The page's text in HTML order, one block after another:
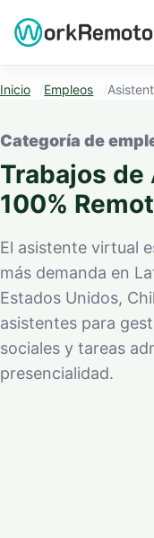
Inicio Empleos
Categoría de
Trabajos
100%
El asistente virtual
más demanda en
Estados Unidos,
asistentes para
sociales y tareas
presencialidad.